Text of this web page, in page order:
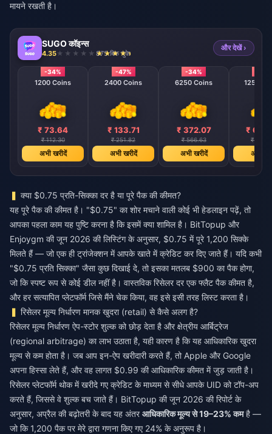
मायने रखती है।
SUGO कॉइन्स
4.35 875 बिक चुके
और देखें ›
-34%
1200 Coins
₹ 73.64
₹ 112.30
अभी खरीदें
-47%
2400 Coins
₹ 133.71
₹ 251.82
अभी खरीदें
-34%
6250 Coins
₹ 372.07
₹ 566.63
अभी खरीदें
12500
₹
₹
अभी
क्या $0.75 प्रति-सिक्का दर है या पूरे पैक की कीमत?
यह पूरे पैक की कीमत है। "$0.75" का शोर मचाने वाली कोई भी हेडलाइन पढ़ें, तो
आपका पहला काम यह पुष्टि करना है कि इसमें क्या शामिल है। BitTopup और
Enjoygm की जून 2026 की लिस्टिंग के अनुसार, $0.75 में पूरे 1,200 सिक्के
मिलते हैं — जो एक ही ट्रांजेक्शन में आपके खाते में क्रेडिट कर दिए जाते हैं। यदि कभी
"$0.75 प्रति सिक्का" जैसा कुछ दिखाई दे, तो इसका मतलब $900 का पैक होगा,
जो कि स्पष्ट रूप से कोई डील नहीं है। वास्तविक रिसेलर दर एक फ्लैट पैक कीमत है,
और हर सत्यापित प्लेटफॉर्म जिसे मैंने चेक किया, वह इसे इसी तरह लिस्ट करता है।
रिसेलर मूल्य निर्धारण मानक खुदरा (retail) से कैसे अलग है?
रिसेलर मूल्य निर्धारण ऐप-स्टोर शुल्क को छोड़ देता है और क्षेत्रीय आर्बिट्रेज
(regional arbitrage) का लाभ उठाता है, यही कारण है कि यह आधिकारिक खुदरा
मूल्य से कम होता है। जब आप इन-ऐप खरीदारी करते हैं, तो Apple और Google
अपना हिस्सा लेते हैं, और वह लागत $0.99 की आधिकारिक कीमत में जुड़ जाती है।
रिसेलर प्लेटफॉर्म थोक में खरीदे गए क्रेडिट के माध्यम से सीधे आपके UID को टॉप-अप
करते हैं, जिससे वे शुल्क बच जाते हैं। BitTopup की जून 2026 की रिपोर्ट के
अनुसार, अप्रैल की बढ़ोतरी के बाद यह अंतरआधिकारिक मूल्य से 19–23% कमहै —
जो कि 1,200 पैक पर मेरे द्वारा गणना किए गए 24% के अनुरूप है।